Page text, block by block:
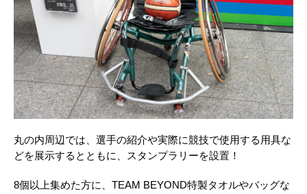
丸の内周辺では、選手の紹介や実際に競技で使用する用具な
どを展示するとともに、スタンプラリーを設置！
8個以上集めた方に、TEAM BEYOND特製タオルやバッグな